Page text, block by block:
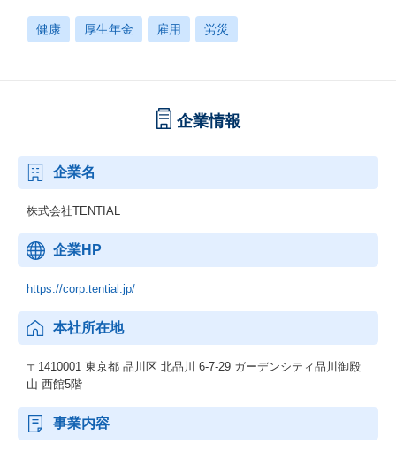
健康 厚生年金 雇用 労災
企業情報
企業名
株式会社TENTIAL
企業HP
https://corp.tential.jp/
本社所在地
〒1410001 東京都 品川区 北品川 6-7-29 ガーデンシティ品川御殿
山 西館5階
事業内容